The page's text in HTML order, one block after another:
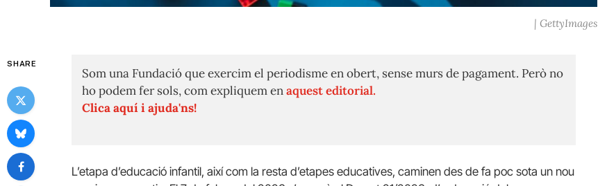
| GettyImages
SHARE
Som una Fundació que exercim el periodisme en obert, sense murs de pagament. Però no
ho podem fer sols, com expliquem enaquest editorial.
Clica aquí i ajuda'ns!
L’etapa d’educació infantil, així com la resta d’etapes educatives, caminen des de fa poc sota un nou